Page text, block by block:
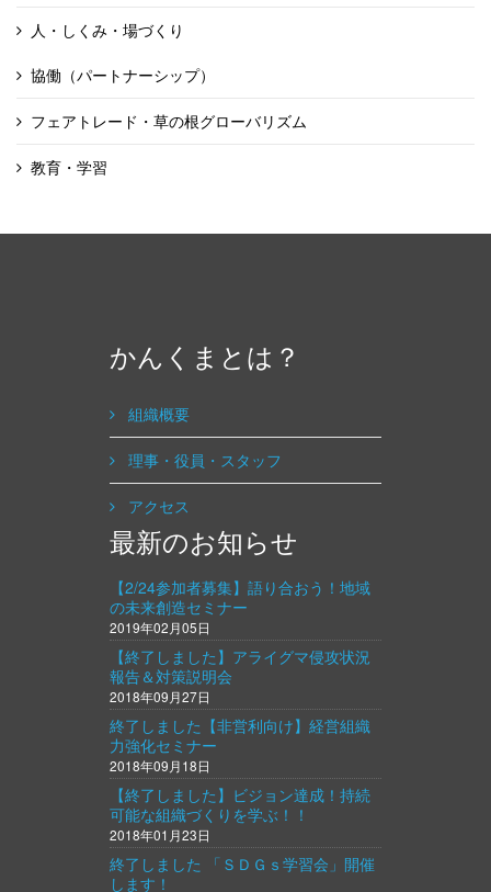
人・しくみ・場づくり
協働（パートナーシップ）
フェアトレード・草の根グローバリズム
教育・学習
かんくまとは？
組織概要
理事・役員・スタッフ
アクセス
最新のお知らせ
【2/24参加者募集】語り合おう！地域
の未来創造セミナー
2019年02月05日
【終了しました】アライグマ侵攻状況
報告＆対策説明会
2018年09月27日
終了しました【非営利向け】経営組織
力強化セミナー
2018年09月18日
【終了しました】ビジョン達成！持続
可能な組織づくりを学ぶ！！
2018年01月23日
終了しました 「ＳＤＧｓ学習会」開催
します！